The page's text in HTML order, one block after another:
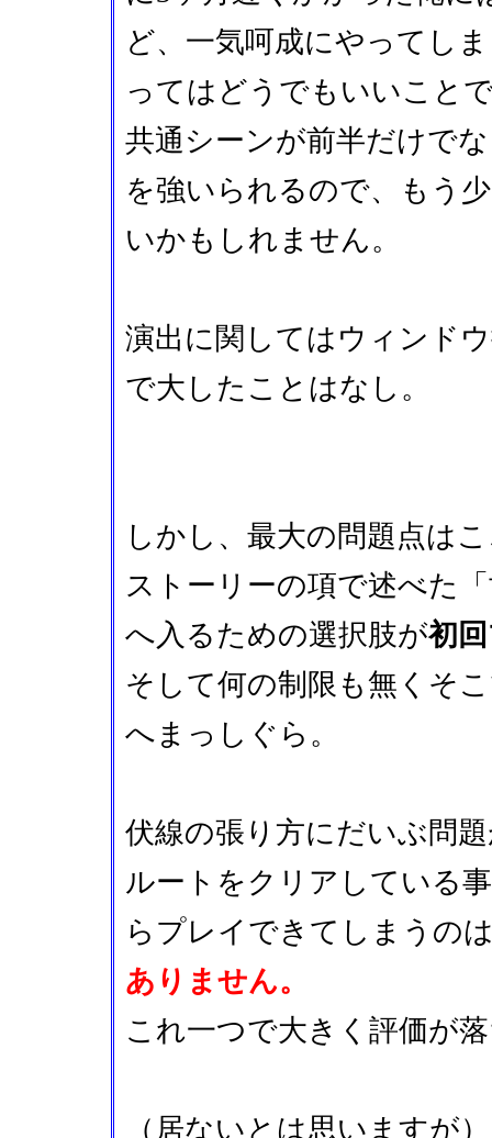
ど、一気呵成にやってし
ってはどうでもいいこと
共通シーンが前半だけで
を強いられるので、もう
いかもしれません。
演出に関してはウィンド
で大したことはなし。
しかし、最大の問題点は
ストーリーの項で述べた
へ入るための選択肢が初
そして何の制限も無くそ
へまっしぐら。
伏線の張り方にだいぶ問
ルートをクリアしている
らプレイできてしまうの
ありません。
これ一つで大きく評価が
（居ないとは思いますが